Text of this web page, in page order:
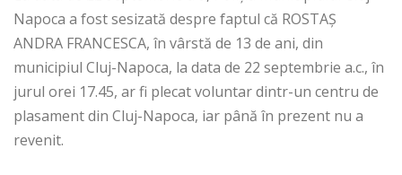
Napoca a fost sesizată despre faptul că ROSTAȘ
ANDRA FRANCESCA, în vârstă de 13 de ani, din
municipiul Cluj-Napoca, la data de 22 septembrie a.c., în
jurul orei 17.45, ar fi plecat voluntar dintr-un centru de
plasament din Cluj-Napoca, iar până în prezent nu a
revenit.